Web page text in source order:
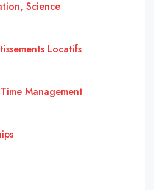
Science
Locatifs
Management